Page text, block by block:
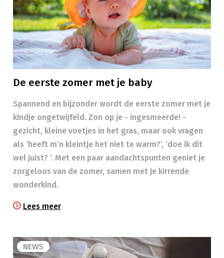
De eerste zomer met je baby
Spannend en bijzonder wordt de eerste zomer met je
kindje ongetwijfeld. Zon op je - ingesmeerde! -
gezicht, kleine voetjes in het gras, maar ook vragen
als ‘heeft m’n kleintje het niet te warm?’, ‘doe ik dit
wel juist? ‘. Met een paar aandachtspunten geniet je
zorgeloos van de zomer, samen met je kirrende
wonderkind.
Lees meer
NEWS